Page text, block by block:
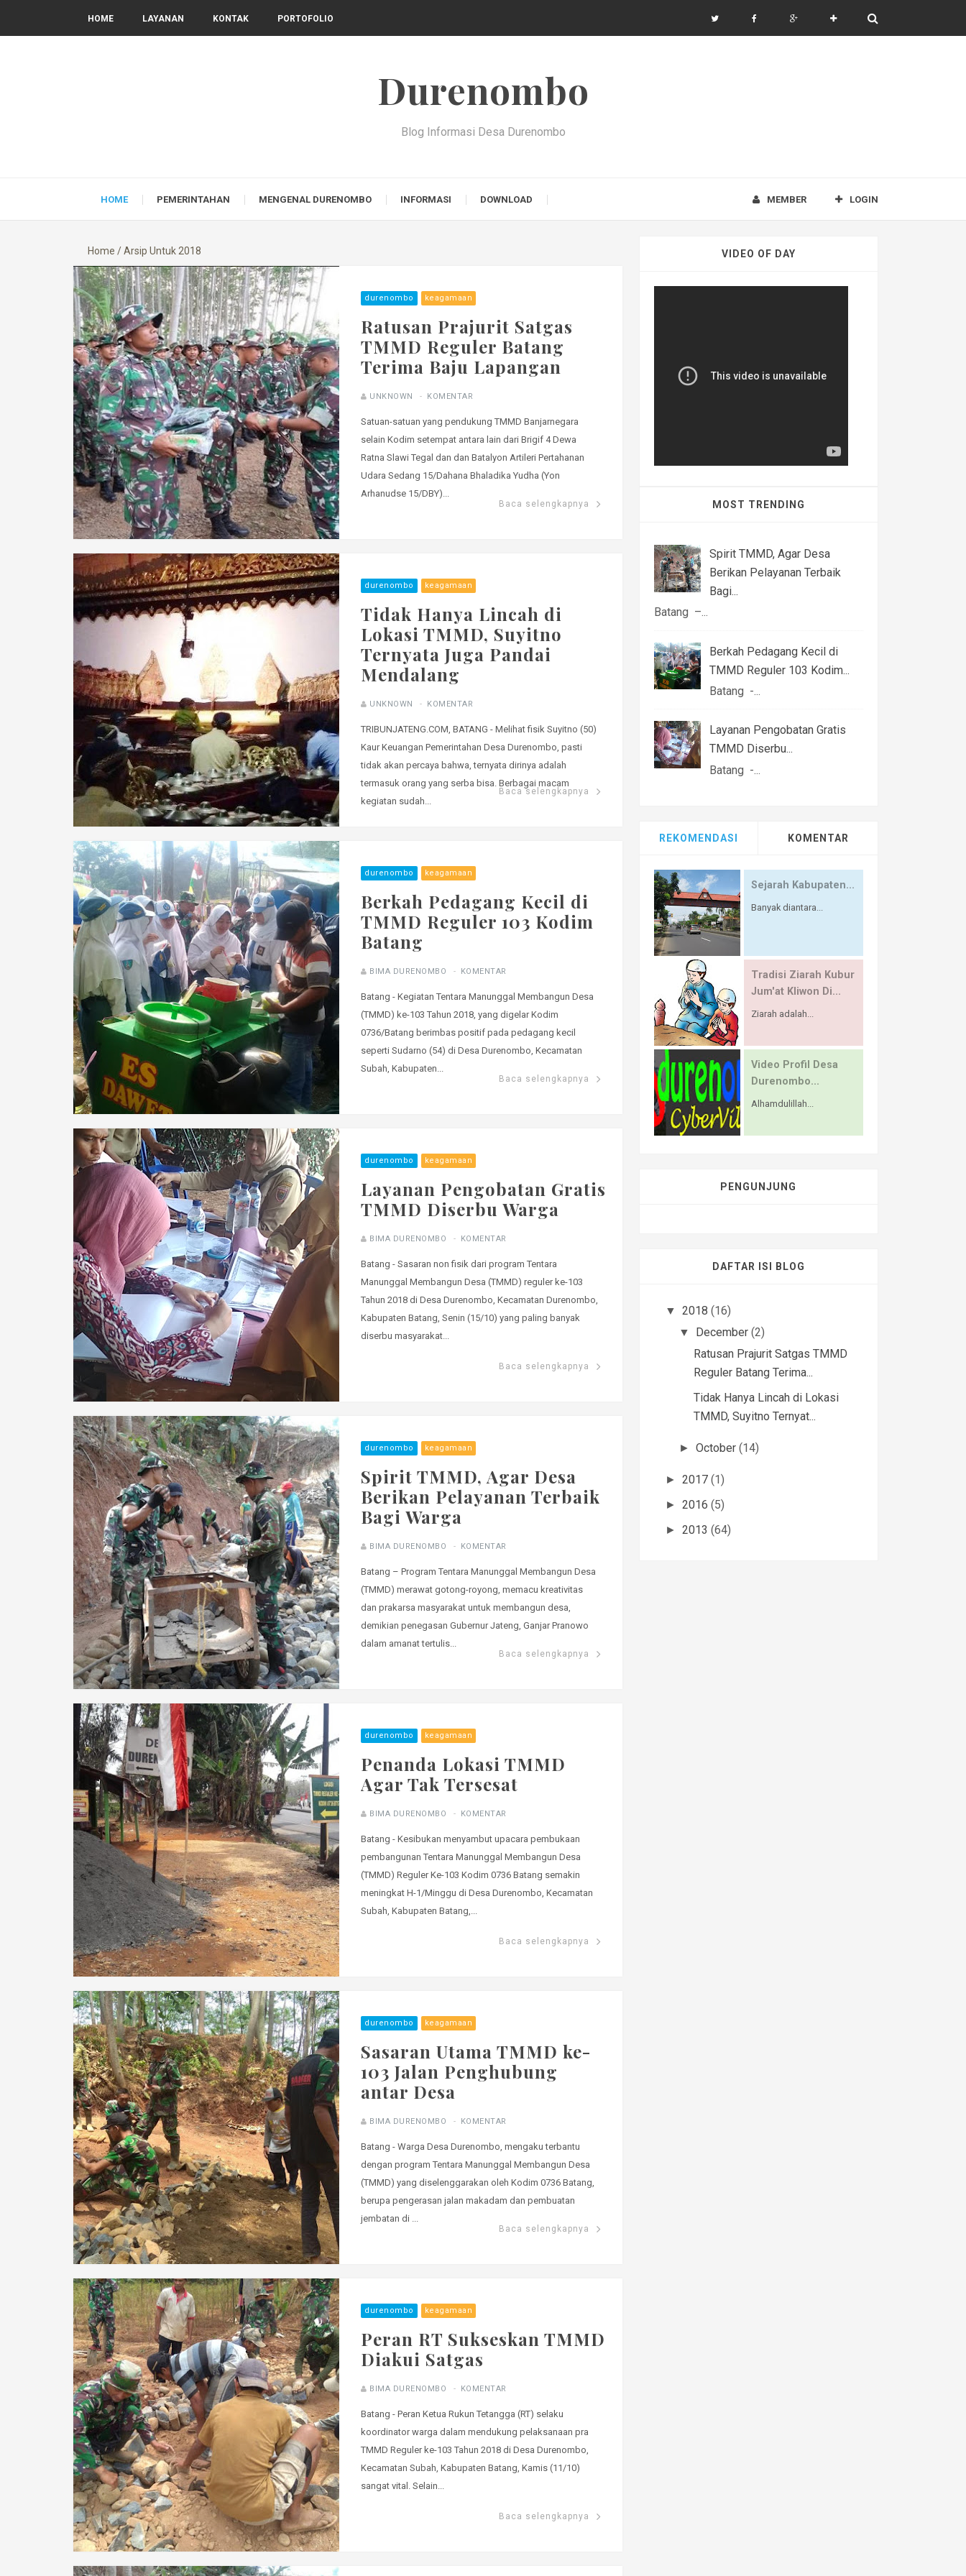
HOME LAYANAN KONTAK PORTOFOLIO
Durenombo
Blog Informasi Desa Durenombo
HOME PEMERINTAHAN MENGENAL DURENOMBO INFORMASI DOWNLOAD LOGIN
MEMBER
Home /Arsip Untuk 2018
durenombo keagamaan
Ratusan Prajurit Satgas
TMMD Reguler Batang
Terima Baju Lapangan
UNKNOWN KOMENTAR
Satuan-satuan yang pendukung TMMD Banjarnegara
selain Kodim setempat antara lain dari Brigif 4 Dewa
Ratna Slawi Tegal dan dan Batalyon Artileri Pertahanan
Udara Sedang 15/Dahana Bhaladika Yudha (Yon
Arhanudse 15/DBY)...
Baca selengkapnya
durenombo keagamaan
Tidak Hanya Lincah di
Lokasi TMMD, Suyitno
Ternyata Juga Pandai
Mendalang
UNKNOWN KOMENTAR
TRIBUNJATENG.COM, BATANG - Melihat fisik Suyitno (50)
Kaur Keuangan Pemerintahan Desa Durenombo, pasti
tidak akan percaya bahwa, ternyata dirinya adalah
termasuk orang yang serba bisa. Berbagai macam
kegiatan sudah...
Baca selengkapnya
durenombo keagamaan
Berkah Pedagang Kecil di
TMMD Reguler 103 Kodim
Batang
BIMA DURENOMBO KOMENTAR
Batang - Kegiatan Tentara Manunggal Membangun Desa
(TMMD) ke-103 Tahun 2018, yang digelar Kodim
0736/Batang berimbas positif pada pedagang kecil
seperti Sudarno (54) di Desa Durenombo, Kecamatan
Subah, Kabupaten...
Baca selengkapnya
durenombo keagamaan
Layanan Pengobatan Gratis
TMMD Diserbu Warga
BIMA DURENOMBO KOMENTAR
Batang - Sasaran non fisik dari program Tentara
Manunggal Membangun Desa (TMMD) reguler ke-103
Tahun 2018 di Desa Durenombo, Kecamatan Durenombo,
Kabupaten Batang, Senin (15/10) yang paling banyak
diserbu masyarakat...
Baca selengkapnya
durenombo keagamaan
Spirit TMMD, Agar Desa
Berikan Pelayanan Terbaik
Bagi Warga
BIMA DURENOMBO KOMENTAR
Batang – Program Tentara Manunggal Membangun Desa
(TMMD) merawat gotong-royong, memacu kreativitas
dan prakarsa masyarakat untuk membangun desa,
demikian penegasan Gubernur Jateng, Ganjar Pranowo
dalam amanat tertulis...
Baca selengkapnya
durenombo keagamaan
Penanda Lokasi TMMD
Agar Tak Tersesat
BIMA DURENOMBO KOMENTAR
Batang - Kesibukan menyambut upacara pembukaan
pembangunan Tentara Manunggal Membangun Desa
(TMMD) Reguler Ke-103 Kodim 0736 Batang semakin
meningkat H-1/Minggu di Desa Durenombo, Kecamatan
Subah, Kabupaten Batang,...
Baca selengkapnya
durenombo keagamaan
Sasaran Utama TMMD ke-
103 Jalan Penghubung
antar Desa
BIMA DURENOMBO KOMENTAR
Batang - Warga Desa Durenombo, mengaku terbantu
dengan program Tentara Manunggal Membangun Desa
(TMMD) yang diselenggarakan oleh Kodim 0736 Batang,
berupa pengerasan jalan makadam dan pembuatan
jembatan di ...
Baca selengkapnya
durenombo keagamaan
Peran RT Sukseskan TMMD
Diakui Satgas
BIMA DURENOMBO KOMENTAR
Batang - Peran Ketua Rukun Tetangga (RT) selaku
koordinator warga dalam mendukung pelaksanaan pra
TMMD Reguler ke-103 Tahun 2018 di Desa Durenombo,
Kecamatan Subah, Kabupaten Batang, Kamis (11/10)
sangat vital. Selain...
Baca selengkapnya
VIDEO OF DAY
MOST TRENDING
Spirit TMMD, Agar Desa
Berikan Pelayanan Terbaik
Bagi...
Batang –...
Berkah Pedagang Kecil di
TMMD Reguler 103 Kodim...
Batang -...
Layanan Pengobatan Gratis
TMMD Diserbu...
Batang -...
REKOMENDASI KOMENTAR
Sejarah Kabupaten...
Banyak diantara...
Tradisi Ziarah Kubur
Jum'at Kliwon Di...
Ziarah adalah...
Video Profil Desa
Durenombo...
Alhamdulillah...
PENGUNJUNG
DAFTAR ISI BLOG
▼ 2018 (16)
▼ December (2)
Ratusan Prajurit Satgas TMMD
Reguler Batang Terima...
Tidak Hanya Lincah di Lokasi
TMMD, Suyitno Ternyat...
► October (14)
► 2017 (1)
► 2016 (5)
► 2013 (64)